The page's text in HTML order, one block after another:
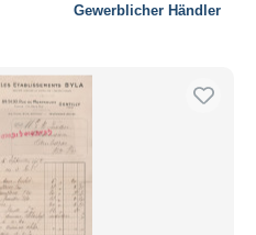
Gewerblicher Händler